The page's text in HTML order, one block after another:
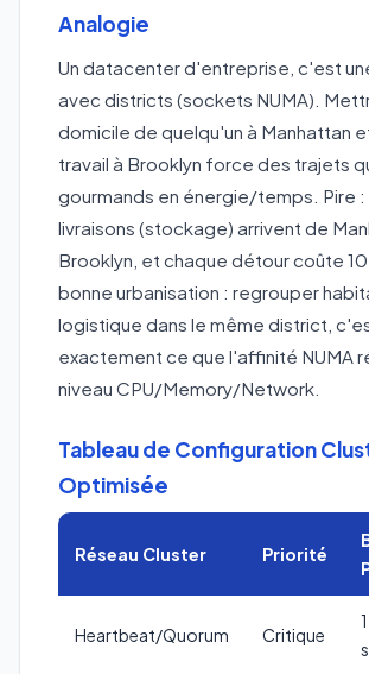
Analogie
Un datacenter d'entreprise, c'est
avec districts (sockets NUMA).
domicile de quelqu'un à Manhattan
travail à Brooklyn force des trajets
gourmands en énergie/temps. Pire :
livraisons (stockage) arrivent de
Brooklyn, et chaque détour coûte 10
bonne urbanisation : regrouper
logistique dans le même district,
exactement ce que l'affinité NUMA
niveau CPU/Memory/Network.
Tableau de Configuration
Optimisée
Réseau Cluster Priorité
Heartbeat/Quorum Critique